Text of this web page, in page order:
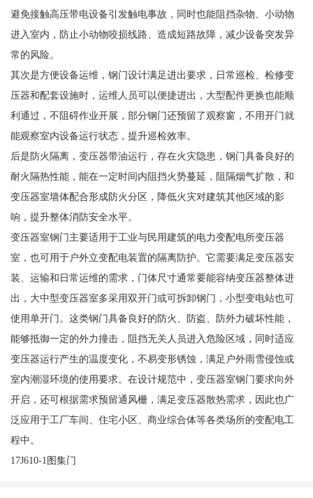
避免接触高压带电设备引发触电事故，同时也能阻挡杂物、小动物
进入室内，防止小动物咬损线路、造成短路故障，减少设备突发异
常的风险。
其次是方便设备运维，钢门设计满足进出要求，日常巡检、检修变
压器和配套设施时，运维人员可以便捷进出，大型配件更换也能顺
利通过，不阻碍作业开展，部分钢门还预留了观察窗，不用开门就
能观察室内设备运行状态，提升巡检效率。
后是防火隔离，变压器带油运行，存在火灾隐患，钢门具备良好的
耐火隔热性能，能在一定时间内阻挡火势蔓延，阻隔烟气扩散，和
变压器室墙体配合形成防火分区，降低火灾对建筑其他区域的影
响，提升整体消防安全水平。
变压器室钢门主要适用于工业与民用建筑的电力变配电所变压器
室，也可用于户外立变配电装置的隔离防护。它需要满足变压器安
装、运输和日常运维的需求，门体尺寸通常要能容纳变压器整体进
出，大中型变压器室多采用双开门或可拆卸钢门，小型变电站也可
使用单开门。这类钢门具备良好的防火、防盗、防外力破坏性能，
能够抵御一定的外力撞击，阻挡无关人员进入危险区域，同时适应
变压器运行产生的温度变化，不易变形锈蚀，满足户外雨雪侵蚀或
室内潮湿环境的使用要求。在设计规范中，变压器室钢门要求向外
开启，还可根据需求预留通风栅，满足变压器散热需求，因此也广
泛应用于工厂车间、住宅小区、商业综合体等各类场所的变配电工
程中。
17J610-1图集门